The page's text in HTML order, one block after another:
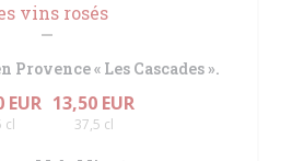
vins rosés
« Les Cascades ».
EUR
cl
13,50 EUR
37,5 cl